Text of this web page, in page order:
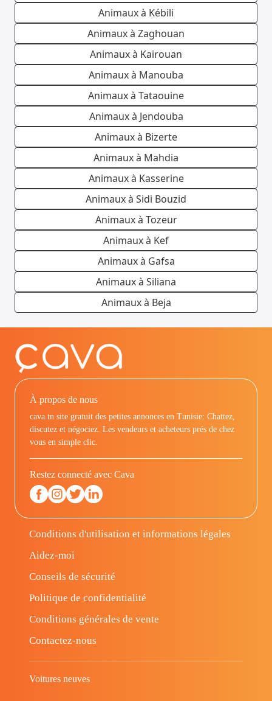
Animaux à Kébili
Animaux à Zaghouan
Animaux à Kairouan
Animaux à Manouba
Animaux à Tataouine
Animaux à Jendouba
Animaux à Bizerte
Animaux à Mahdia
Animaux à Kasserine
Animaux à Sidi Bouzid
Animaux à Tozeur
Animaux à Kef
Animaux à Gafsa
Animaux à Siliana
Animaux à Beja
À propos de nous
cava.tn site gratuit des petites annonces en Tunisie: Chattez,
discutez et négociez. Les vendeurs et acheteurs prés de chez
vous en simple clic.
Restez connecté avec Cava
Conditions d'utilisation et informations légales
Aidez-moi
Conseils de sécurité
Politique de confidentialité
Conditions générales de vente
Contactez-nous
Voitures neuves